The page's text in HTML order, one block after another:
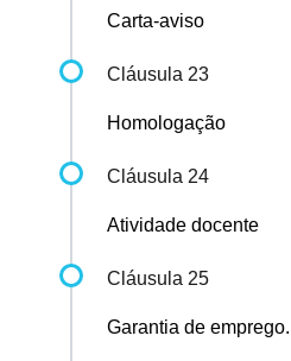
Carta-aviso
Cláusula 23
Homologação
Cláusula 24
Atividade docente
Cláusula 25
Garantia de